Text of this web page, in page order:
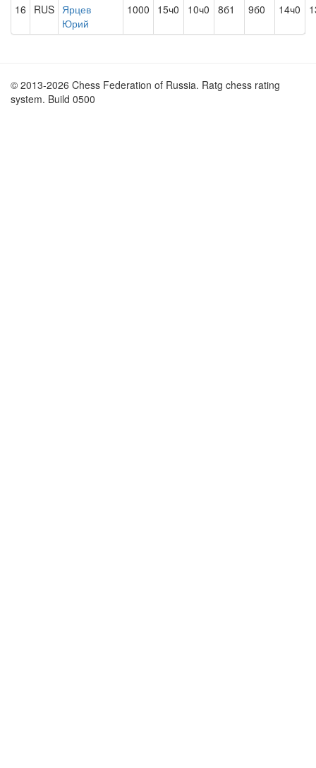
16 RUS Ярцев
Юрий
1000 15ч0 10ч0 8б1 9б0 14ч0
© 2013-2026 Chess Federation of Russia. Ratg chess rating
system. Build 0500